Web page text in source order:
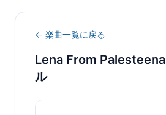
← 楽曲一覧に戻る
Lena From Palesteena
ル